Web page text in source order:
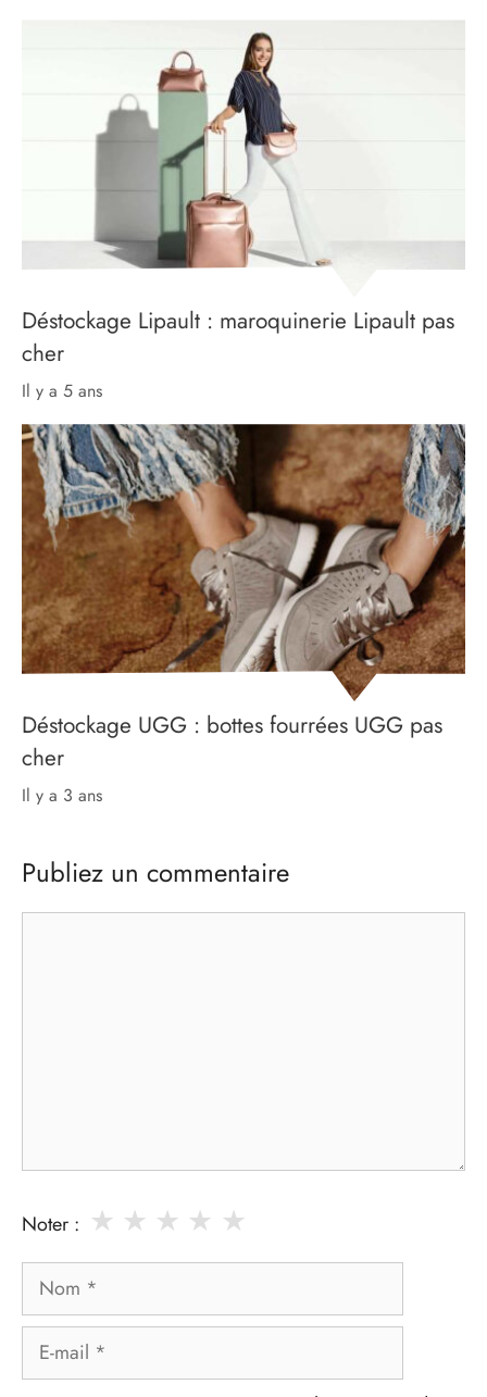
Déstockage Lipault : maroquinerie Lipault pas
cher
il y a 5 ans
Déstockage UGG : bottes fourrées UGG pas
cher
il y a 3 ans
Publiez un commentaire
Noter : ★
★
★
★
★
Nom